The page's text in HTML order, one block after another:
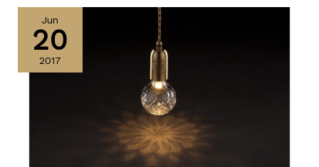
Jun
20
2017
Broom
Bergdorf
Goodman